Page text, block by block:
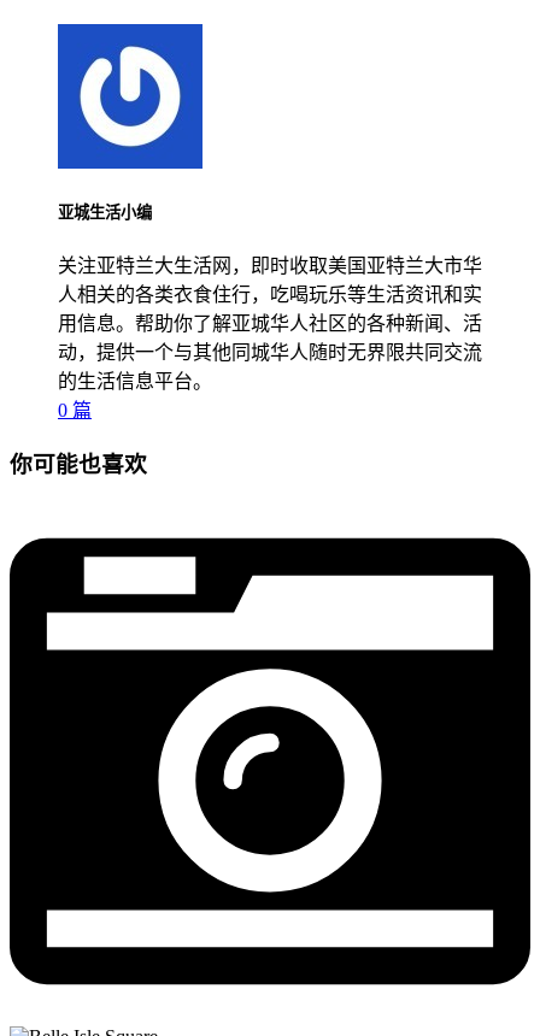
亚城生活小编
关注亚特兰大生活网，即时收取美国亚特兰大市华
人相关的各类衣食住行，吃喝玩乐等生活资讯和实
用信息。帮助你了解亚城华人社区的各种新闻、活
动，提供一个与其他同城华人随时无界限共同交流
的生活信息平台。
0 篇
你可能也喜欢